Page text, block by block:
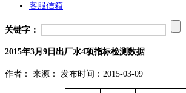
客服信箱
关键字：
2015年3月9日出厂水4项指标检测数据
作者： 来源： 发布时间：2015-03-09